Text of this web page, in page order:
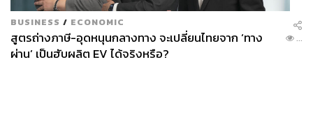
BUSINESS / ECONOMIC
สูตรถ่างภาษี-อุดหนุนกลางทาง จะเปลี่ยนไทยจาก ‘ทาง
ผ่าน’ เป็นฮับผลิต EV ได้จริงหรือ?
...